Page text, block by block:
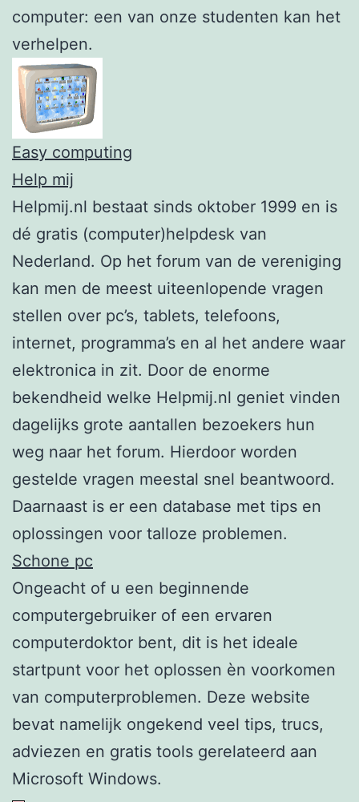
computer: een van onze studenten kan het
verhelpen.
Easy computing
Help mij
Helpmij.nl bestaat sinds oktober 1999 en is
dé gratis (computer)helpdesk van
Nederland. Op het forum van de vereniging
kan men de meest uiteenlopende vragen
stellen over pc’s, tablets, telefoons,
internet, programma’s en al het andere waar
elektronica in zit. Door de enorme
bekendheid welke Helpmij.nl geniet vinden
dagelijks grote aantallen bezoekers hun
weg naar het forum. Hierdoor worden
gestelde vragen meestal snel beantwoord.
Daarnaast is er een database met tips en
oplossingen voor talloze problemen.
Schone pc
Ongeacht of u een beginnende
computergebruiker of een ervaren
computerdoktor bent, dit is het ideale
startpunt voor het oplossen èn voorkomen
van computerproblemen. Deze website
bevat namelijk ongekend veel tips, trucs,
adviezen en gratis tools gerelateerd aan
Microsoft Windows.